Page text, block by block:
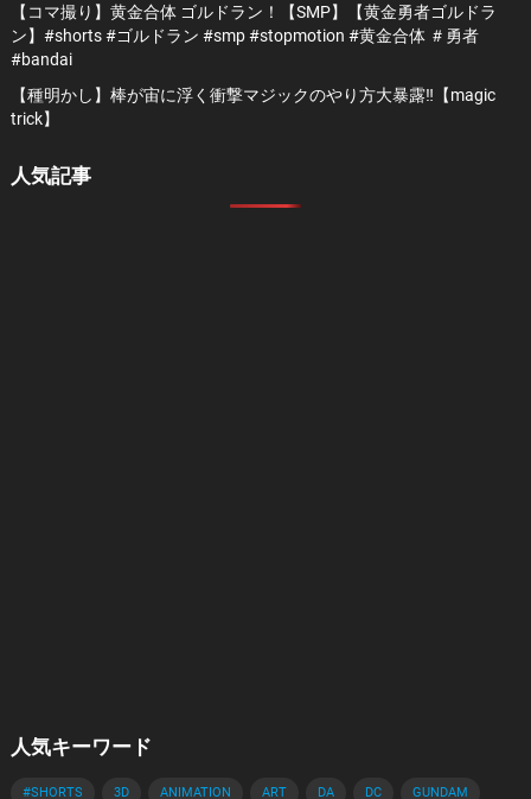
【コマ撮り】黄金合体 ゴルドラン！【SMP】【黄金勇者ゴルドラ
ン】#shorts #ゴルドラン #smp #stopmotion #黄金合体 ＃勇者
#bandai
【種明かし】棒が宙に浮く衝撃マジックのやり方大暴露‼️【magic
trick】
人気記事
人気キーワード
#SHORTS 3D ANIMATION ART DA DC GUNDAM